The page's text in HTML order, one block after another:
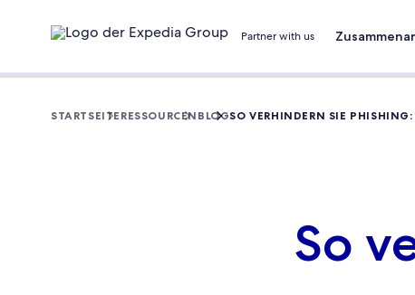
Partner with us
STARTSEITE RESSOURCEN BLOGSO VERHINDERN SIE PHISHING:
So